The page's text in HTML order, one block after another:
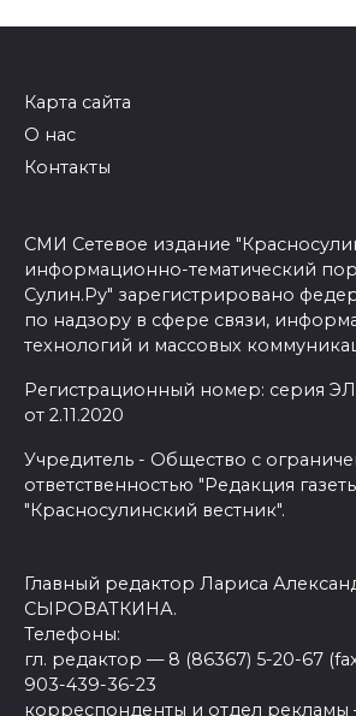
Карта сайта
О нас
Контакты
СМИ Сетевое издание
информационно-тематический
Сулин.Ру" зарегистрировано
по надзору в сфере связи,
технологий и массовых
Регистрационный номер: серия
от 2.11.2020
Учредитель - Общество с
ответственностью "Редакция
"Красносулинский вестник".
Главный редактор Лариса
СЫРОВАТКИНА.
Телефоны:
гл. редактор — 8 (86367) 5-20-67
903-439-36-23
корреспонденты и отдел рекламы